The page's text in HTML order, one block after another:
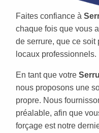
Faites confiance à
chaque fois que vous
de serrure, que ce soit
locaux professionnels.
En tant que votre
nous proposons une
propre. Nous
préalable, afin que
forçage est notre